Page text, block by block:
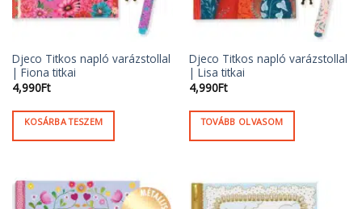
Djeco Titkos napló varázstollal
| Fiona titkai
4,990Ft
KOSÁRBA TESZEM
Djeco Titkos napló varázstollal
| Lisa titkai
4,990Ft
TOVÁBB OLVASOM